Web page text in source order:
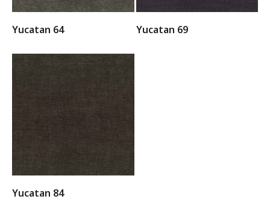
Yucatan 64 Yucatan 69
Yucatan 84